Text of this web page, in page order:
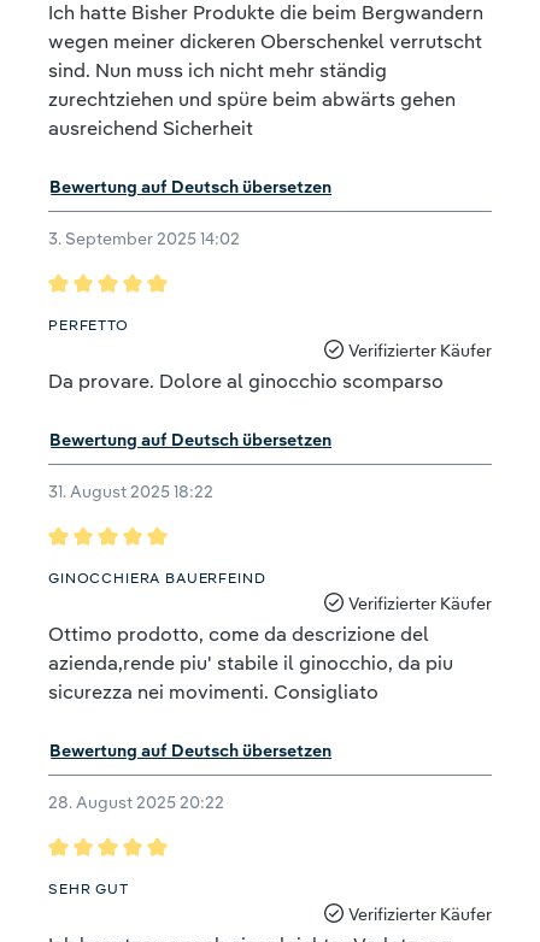
Ich hatte Bisher Produkte die beim Bergwandern
wegen meiner dickeren Oberschenkel verrutscht
sind. Nun muss ich nicht mehr ständig
zurechtziehen und spüre beim abwärts gehen
ausreichend Sicherheit
Bewertung auf Deutsch übersetzen
3. September 2025 14:02
Bewertung mit 5 von 5 Sternen
PERFETTO
Verifizierter Käufer
Da provare. Dolore al ginocchio scomparso
Bewertung auf Deutsch übersetzen
31. August 2025 18:22
Bewertung mit 5 von 5 Sternen
GINOCCHIERA BAUERFEIND
Verifizierter Käufer
Ottimo prodotto, come da descrizione del
azienda,rende piu' stabile il ginocchio, da piu
sicurezza nei movimenti. Consigliato
Bewertung auf Deutsch übersetzen
28. August 2025 20:22
Bewertung mit 5 von 5 Sternen
SEHR GUT
Verifizierter Käufer